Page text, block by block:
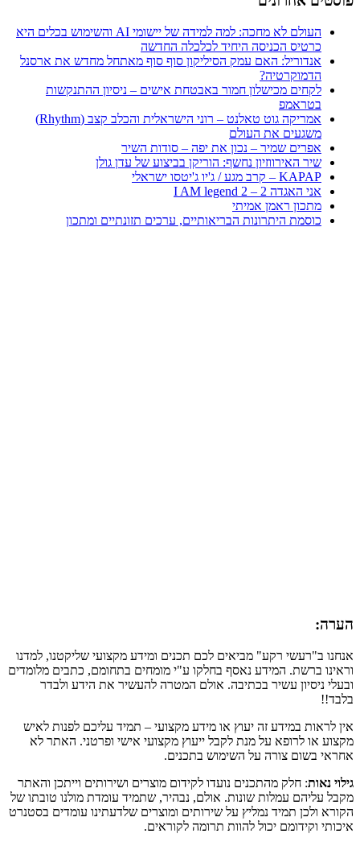
העולם לא מחכה: למה למידה של יישומי AI והשימוש בכלים היא
כרטיס הכניסה היחיד לכלכלה החדשה
אנדוריל: האם עמק הסיליקון סוף סוף מאתחל מחדש את ארסנל
הדמוקרטיה?
לקחים מכישלון חמור באבטחת אישים – ניסיון ההתנקשות
בטראמפ
אמריקה גוט טאלנט – רוני הישראלית והכלב קצב (Rhythm)
משגעים את העולם
אפרים שמיר – נכון את יפה – סודות השיר
שיר האירווזיון נחשף: הוריקן בביצוע של עדן גולן
KAPAP – קרב מגע / ג'יו ג'יטסו ישראלי
אני האגדה 2 – I AM legend 2
מתכון ראמן אמיתי
כוסמת היתרונות הבריאותיים, ערכים תזונתיים ומתכון
הערה:
אנחנו ב"רעשי רקע" מביאים לכם תכנים ומידע מקצועי שליקטנו, למדנו
וראינו ברשת. המידע נאסף בחלקו ע"י מומחים בתחומם, כתבים מלומדים
ובעלי ניסיון עשיר בכתיבה. אולם המטרה להעשיר את הידע ולבדר
בלבד!!
אין לראות במידע זה יעוץ או מידע מקצועי – תמיד עליכם לפנות לאיש
מקצוע או לרופא על מנת לקבל ייעוץ מקצועי אישי ופרטני. האתר לא
אחראי בשום צורה על השימוש בתכנים.
גילוי נאות: חלק מהתכנים נועדו לקידום מוצרים ושירותים וייתכן והאתר
מקבל עליהם עמלות שונות. אולם, נבהיר, שתמיד עומדת מולנו טובתו של
הקורא ולכן תמיד נמליץ על שירותים ומוצרים שלדעתינו עומדים בסטנרט
איכותי וקידומם יכול להוות תרומה לקוראים.